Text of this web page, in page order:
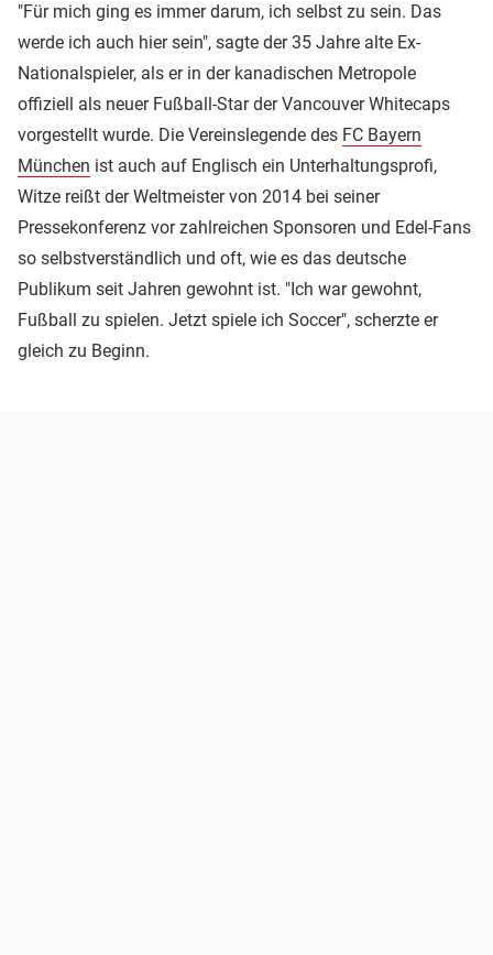
"Für mich ging es immer darum, ich selbst zu sein. Das
werde ich auch hier sein", sagte der 35 Jahre alte Ex-
Nationalspieler, als er in der kanadischen Metropole
offiziell als neuer Fußball-Star der Vancouver Whitecaps
vorgestellt wurde. Die Vereinslegende des FC Bayern
München ist auch auf Englisch ein Unterhaltungsprofi,
Witze reißt der Weltmeister von 2014 bei seiner
Pressekonferenz vor zahlreichen Sponsoren und Edel-Fans
so selbstverständlich und oft, wie es das deutsche
Publikum seit Jahren gewohnt ist. "Ich war gewohnt,
Fußball zu spielen. Jetzt spiele ich Soccer", scherzte er
gleich zu Beginn.